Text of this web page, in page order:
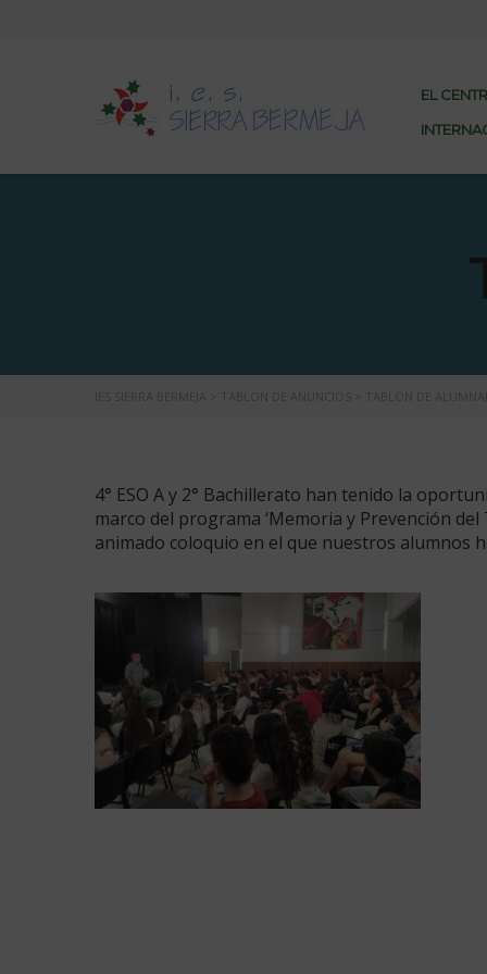
EL
4° ESO A y 2° Bachillerato han tenido la
marco del programa ‘Memoria y Prevención
animado coloquio en el que nuestros alumnos